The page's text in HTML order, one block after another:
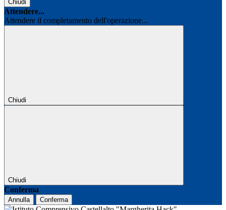
Chiudi
Attendere...
Attendere il completamento dell'operazione...
Chiudi
Chiudi
Conferma
Annulla Conferma